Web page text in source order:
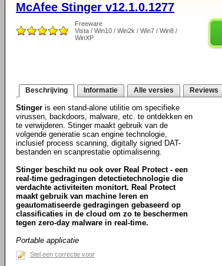
McAfee Stinger v12.1.0.1277
Freeware
Vista / Win10 / Win2k / Win7 / Win8 /
WinXP
Beschrijving Informatie Alle versies Reviews
Stinger is een stand-alone utilitie om specifieke
virussen, backdoors, malware, etc. te ontdekken en
te verwijderen. Stinger maakt gebruik van de
volgende generatie scan engine technologie,
inclusief process scanning, digitally signed DAT-
bestanden en scanprestatie optimalisering.
Stinger beschikt nu ook over Real Protect - een
real-time gedragingen detectietechnologie die
verdachte activiteiten monitort. Real Protect
maakt gebruik van machine leren en
geautomatiseerde gedragingen gebaseerd op
classificaties in de cloud om zo te beschermen
tegen zero-day malware in real-time.
Portable applicatie
Stel een correctie voor